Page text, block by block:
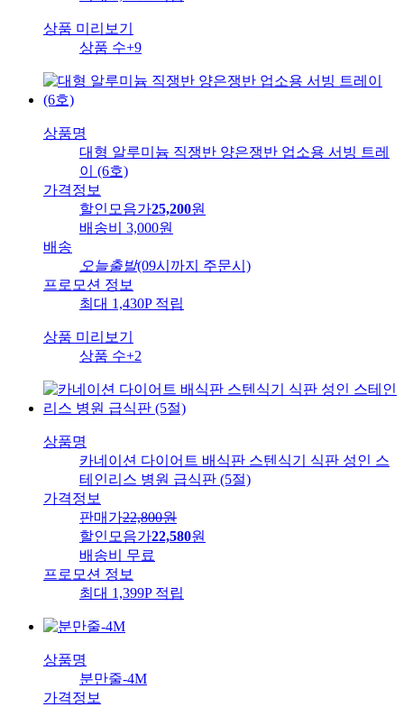
상품 미리보기
상품 수+9
상품명
대형 알루미늄 직쟁반 양은쟁반 업소용 서빙 트레
이 (6호)
가격정보
할인모음가25,200원
배송비
3,000원
배송
오늘출발(09시까지 주문시)
프로모션 정보
최대 1,430P 적립
상품 미리보기
상품 수+2
상품명
카네이션 다이어트 배식판 스텐식기 식판 성인 스
테인리스 병원 급식판 (5절)
가격정보
판매가22,800원
할인모음가22,580원
배송비
무료
프로모션 정보
최대 1,399P 적립
상품명
분만줄-4M
가격정보